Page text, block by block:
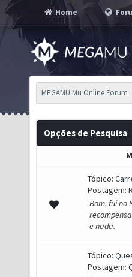
Home
MEGAMU Mu Online Forum
Opções de Pesquisa
Tópico:
Postagem:
Bom, fui no
e nada.
Tópico:
Postagem: